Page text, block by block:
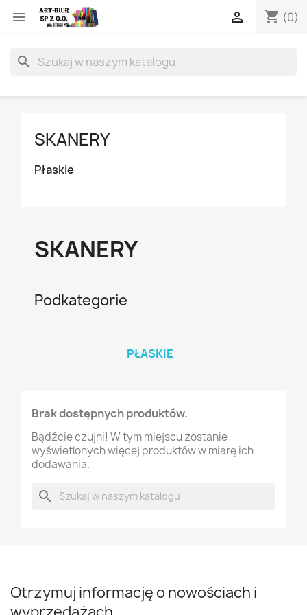
 shopping_cart (0)

search
SKANERY
Płaskie
SKANERY
Podkategorie
PŁASKIE
Brak dostępnych produktów.
Bądźcie czujni! W tym miejscu zostanie
wyświetlonych więcej produktów w miarę ich
dodawania.
search
Otrzymuj informację o nowościach i